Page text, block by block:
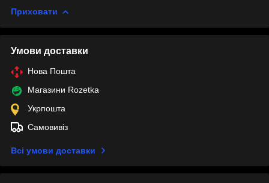
Приховати
Умови доставки
Нова Пошта
Магазини Rozetka
Укрпошта
Самовивіз
Всі умови доставки